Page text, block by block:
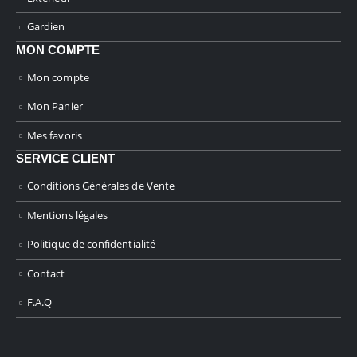
Gardien
MON COMPTE
Mon compte
Mon Panier
Mes favoris
SERVICE CLIENT
Conditions Générales de Vente
Mentions légales
Politique de confidentialité
Contact
F.A.Q